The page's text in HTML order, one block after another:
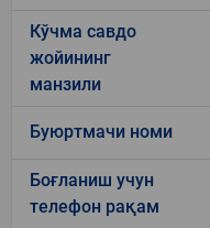
Кўчма савдо
жойининг
манзили
Буюртмачи номи
Боғланиш учун
телефон рақам